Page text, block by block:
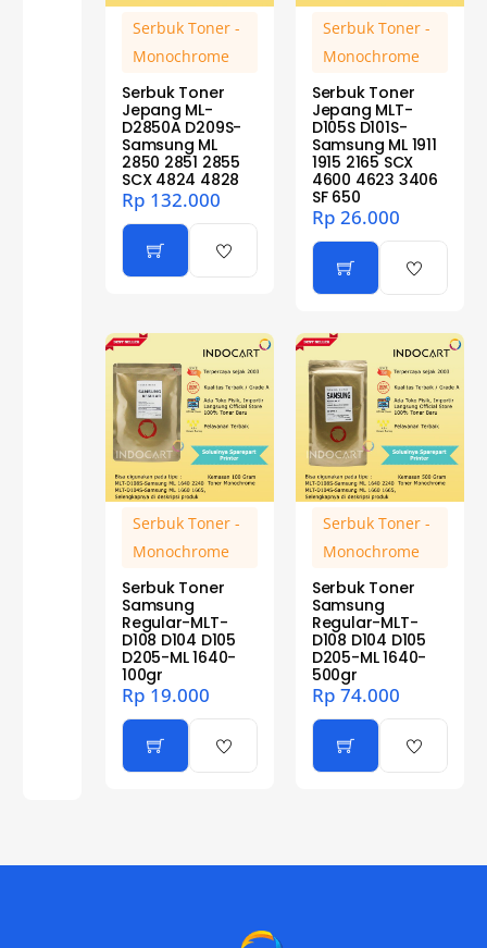
Serbuk Toner -
Monochrome
Serbuk Toner
Jepang ML-
D2850A D209S-
Samsung ML
2850 2851 2855
SCX 4824 4828
Rp 132.000
Serbuk Toner -
Monochrome
Serbuk Toner
Jepang MLT-
D105S D101S-
Samsung ML 1911
1915 2165 SCX
4600 4623 3406
SF 650
Rp 26.000
Serbuk Toner -
Monochrome
Serbuk Toner
Samsung
Regular-MLT-
D108 D104 D105
D205-ML 1640-
100gr
Rp 19.000
Serbuk Toner -
Monochrome
Serbuk Toner
Samsung
Regular-MLT-
D108 D104 D105
D205-ML 1640-
500gr
Rp 74.000